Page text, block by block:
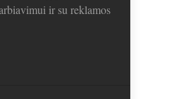
ir su reklamos